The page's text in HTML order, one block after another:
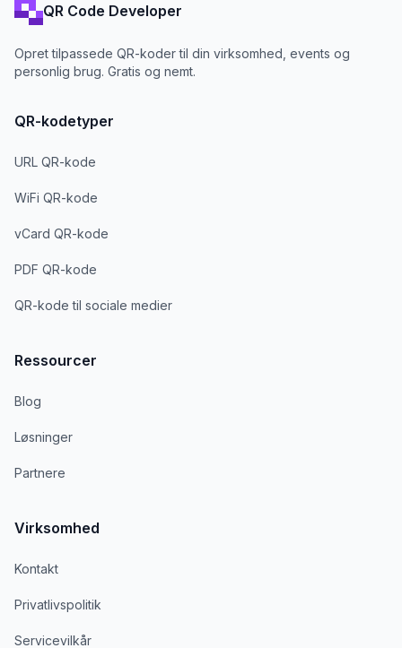
QR Code Developer
Opret tilpassede QR-koder til din virksomhed, events og
personlig brug. Gratis og nemt.
QR-kodetyper
URL QR-kode
WiFi QR-kode
vCard QR-kode
PDF QR-kode
QR-kode til sociale medier
Ressourcer
Blog
Løsninger
Partnere
Virksomhed
Kontakt
Privatlivspolitik
Servicevilkår